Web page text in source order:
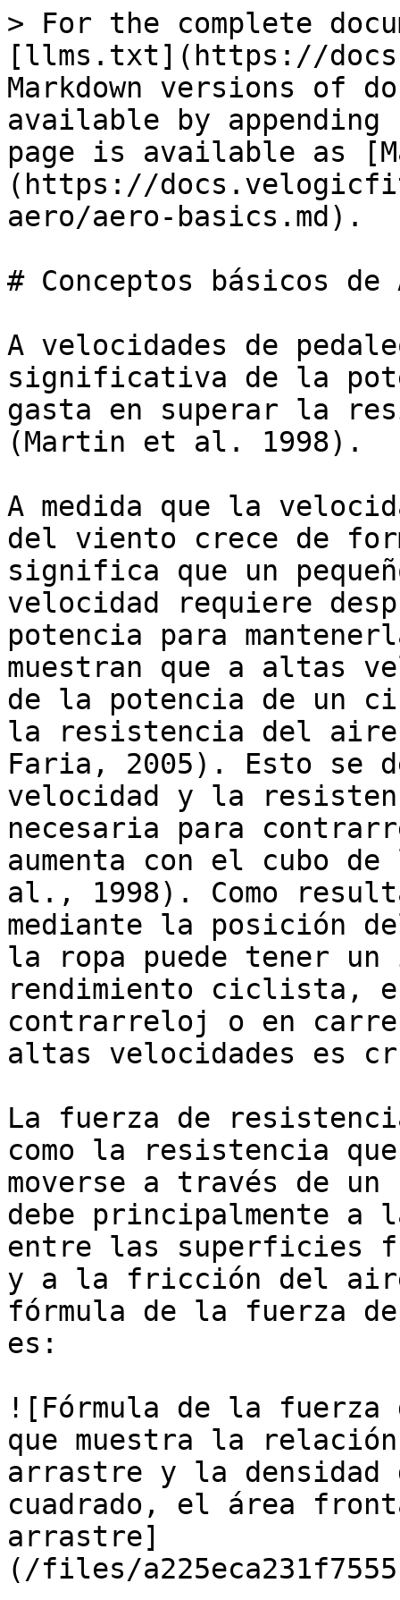
> For the complete
[llms.txt](https://
Markdown versions of
available by
page is available as
(https://
aero/aero-basics.md).
# Conceptos básicos de
A velocidades de
significativa de la
gasta en superar la
(Martin et al. 1998).
A medida que la
del viento crece de
significa que un
velocidad requiere
potencia para
muestran que a altas
de la potencia de un
la resistencia del
Faria, 2005). Esto se
velocidad y la
necesaria para
aumenta con el cubo
al., 1998). Como
mediante la posición
la ropa puede tener
rendimiento ciclista,
contrarreloj o en
altas velocidades es
La fuerza de
como la resistencia
moverse a través de
debe principalmente a
entre las superficies
y a la fricción del
fórmula de la fuerza
es:
![Fórmula de la fuerza
que muestra la
arrastre y la
cuadrado, el área
arrastre]
(/files/